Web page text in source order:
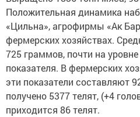
Положительная динамика
«Цильна», агрофирмы «Ак
фермерских хозяйствах.
725 граммов, почти на
показателя. В фермерских
эти показатели составляют
получено 5377 телят, (+4
приходится 86 телят.